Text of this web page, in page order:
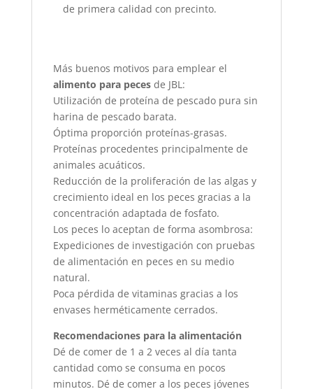
de primera calidad con precinto.
Más buenos motivos para emplear el
alimento para pecesde JBL:
Utilización de proteína de pescado pura sin
harina de pescado barata.
Óptima proporción proteínas-grasas.
Proteínas procedentes principalmente de
animales acuáticos.
Reducción de la proliferación de las algas y
crecimiento ideal en los peces gracias a la
concentración adaptada de fosfato.
Los peces lo aceptan de forma asombrosa:
Expediciones de investigación con pruebas
de alimentación en peces en su medio
natural.
Poca pérdida de vitaminas gracias a los
envases herméticamente cerrados.
Recomendaciones para la alimentación
Dé de comer de 1 a 2 veces al día tanta
cantidad como se consuma en pocos
minutos. Dé de comer a los peces jóvenes